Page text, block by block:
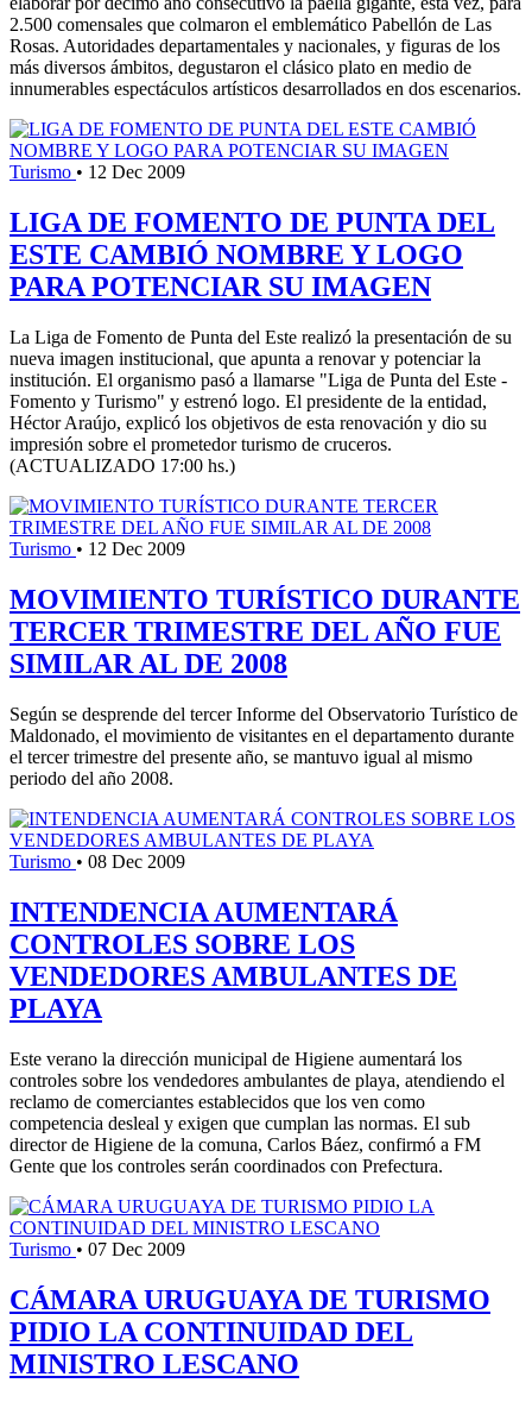
2.500 comensales que colmaron el emblemático Pabellón de Las
Rosas. Autoridades departamentales y nacionales, y figuras de los
más diversos ámbitos, degustaron el clásico plato en medio de
innumerables espectáculos artísticos desarrollados en dos escenarios.
Turismo • 12 Dec 2009
LIGA DE FOMENTO DE PUNTA DEL
ESTE CAMBIÓ NOMBRE Y LOGO
PARA POTENCIAR SU IMAGEN
La Liga de Fomento de Punta del Este realizó la presentación de su
nueva imagen institucional, que apunta a renovar y potenciar la
institución. El organismo pasó a llamarse "Liga de Punta del Este -
Fomento y Turismo" y estrenó logo. El presidente de la entidad,
Héctor Araújo, explicó los objetivos de esta renovación y dio su
impresión sobre el prometedor turismo de cruceros.
(ACTUALIZADO 17:00 hs.)
Turismo • 12 Dec 2009
MOVIMIENTO TURÍSTICO DURANTE
TERCER TRIMESTRE DEL AÑO FUE
SIMILAR AL DE 2008
Según se desprende del tercer Informe del Observatorio Turístico de
Maldonado, el movimiento de visitantes en el departamento durante
el tercer trimestre del presente año, se mantuvo igual al mismo
periodo del año 2008.
Turismo • 08 Dec 2009
INTENDENCIA AUMENTARÁ
CONTROLES SOBRE LOS
VENDEDORES AMBULANTES DE
PLAYA
Este verano la dirección municipal de Higiene aumentará los
controles sobre los vendedores ambulantes de playa, atendiendo el
reclamo de comerciantes establecidos que los ven como
competencia desleal y exigen que cumplan las normas. El sub
director de Higiene de la comuna, Carlos Báez, confirmó a FM
Gente que los controles serán coordinados con Prefectura.
Turismo • 07 Dec 2009
CÁMARA URUGUAYA DE TURISMO
PIDIO LA CONTINUIDAD DEL
MINISTRO LESCANO